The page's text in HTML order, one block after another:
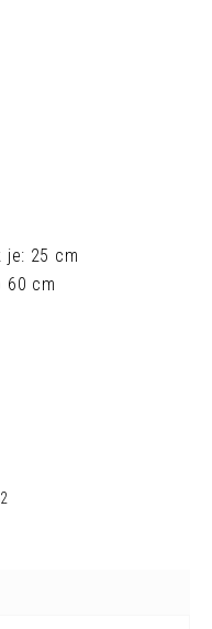
je: 25 cm
60 cm